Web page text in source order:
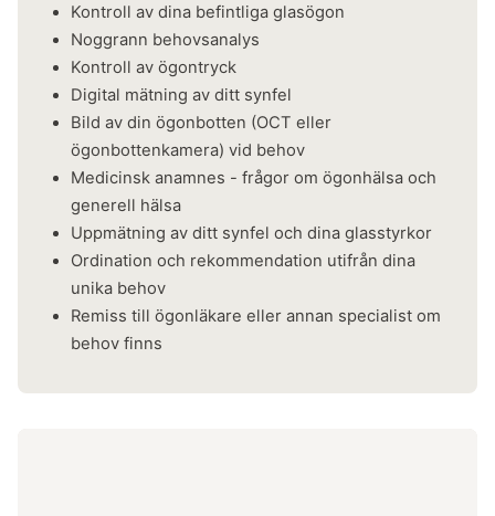
Kontroll av dina befintliga glasögon
Noggrann behovsanalys
Kontroll av ögontryck
Digital mätning av ditt synfel
Bild av din ögonbotten (OCT eller
ögonbottenkamera) vid behov
Medicinsk anamnes - frågor om ögonhälsa och
generell hälsa
Uppmätning av ditt synfel och dina glasstyrkor
Ordination och rekommendation utifrån dina
unika behov
​Remiss till ögonläkare eller annan specialist om
behov finns